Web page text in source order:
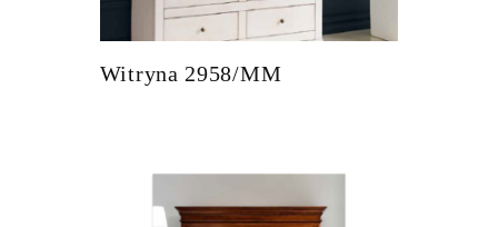
Witryna 2958/MM